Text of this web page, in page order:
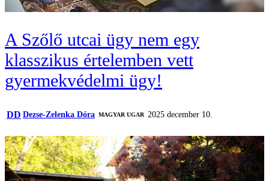
A Szőlő utcai ügy nem egy
klasszikus értelemben vett
gyermekvédelmi ügy!
DD Dezse-Zelenka Dóra MAGYAR UGAR 2025 december 10.